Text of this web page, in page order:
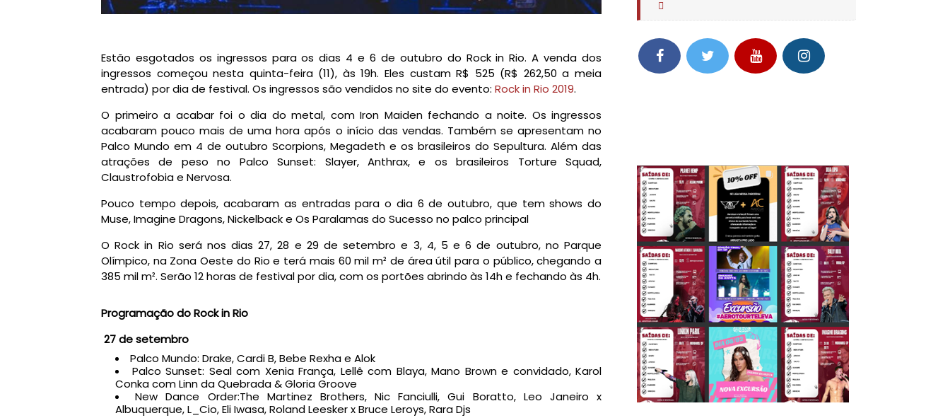
Estão esgotados os ingressos para os dias 4 e 6 de outubro do Rock in Rio. A venda dos
ingressos começou nesta quinta-feira (11), às 19h. Eles custam R$ 525 (R$ 262,50 a meia
entrada) por dia de festival. Os ingressos são vendidos no site do evento: Rock in Rio 2019.
O primeiro a acabar foi o dia do metal, com Iron Maiden fechando a noite. Os ingressos
acabaram pouco mais de uma hora após o início das vendas. Também se apresentam no
Palco Mundo em 4 de outubro Scorpions, Megadeth e os brasileiros do Sepultura. Além das
atrações de peso no Palco Sunset: Slayer, Anthrax, e os brasileiros Torture Squad,
Claustrofobia e Nervosa.
Pouco tempo depois, acabaram as entradas para o dia 6 de outubro, que tem shows do
Muse, Imagine Dragons, Nickelback e Os Paralamas do Sucesso no palco principal
O Rock in Rio será nos dias 27, 28 e 29 de setembro e 3, 4, 5 e 6 de outubro, no Parque
Olímpico, na Zona Oeste do Rio e terá mais 60 mil m² de área útil para o público, chegando a
385 mil m². Serão 12 horas de festival por dia, com os portões abrindo às 14h e fechando às 4h.
Programação do Rock in Rio
27 de setembro
Palco Mundo: Drake, Cardi B, Bebe Rexha e Alok
Palco Sunset: Seal com Xenia França, Lellê com Blaya, Mano Brown e convidado, Karol
Conka com Linn da Quebrada & Gloria Groove
New Dance Order:The Martinez Brothers, Nic Fanciulli, Gui Boratto, Leo Janeiro x
Albuquerque, L_Cio, Eli Iwasa, Roland Leesker x Bruce Leroys, Rara Djs